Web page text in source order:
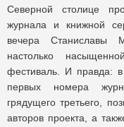
Северной столице
журнала и книжной
вечера Станиславы
настолько
фестиваль. И правда:
первых номера
грядущего третьего,
авторов проекта, а